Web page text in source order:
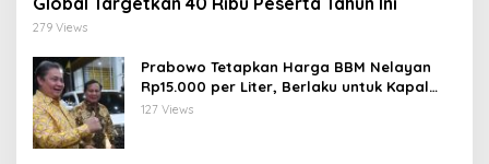
279 Views
Prabowo Tetapkan Harga BBM Nelayan
Rp15.000 per Liter, Berlaku untuk Kapal
30-200 GT
127 Views